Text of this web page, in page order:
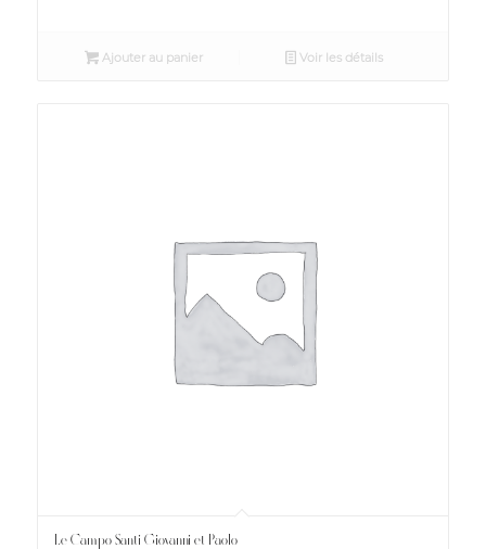
Ajouter au panier Voir les détails
Le Campo Santi Giovanni et Paolo